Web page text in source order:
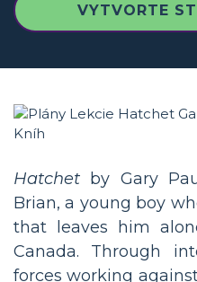
VYTVORTE
Hatchet by Gary
Brian, a young boy
that leaves him
Canada. Through
forces working